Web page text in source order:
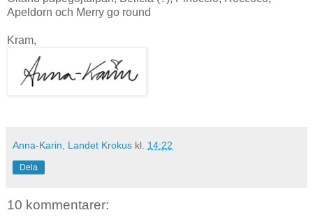
Apeldorn och Merry go round
Kram,
Anna-Karin, Landet Krokus kl. 14:22
Dela
10 kommentarer: